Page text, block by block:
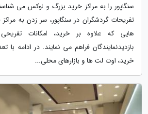
سنگاپور را به مراکز خرید بزرگ و لوکس می
تفریحات گردشگران در سنگاپور، سر زدن به
هایی که علاوه بر خرید، امکانات
بازدیدنمایندگان فراهم می نمایند. در ادامه با
خرید، اوت لت ها و بازارهای محلی...